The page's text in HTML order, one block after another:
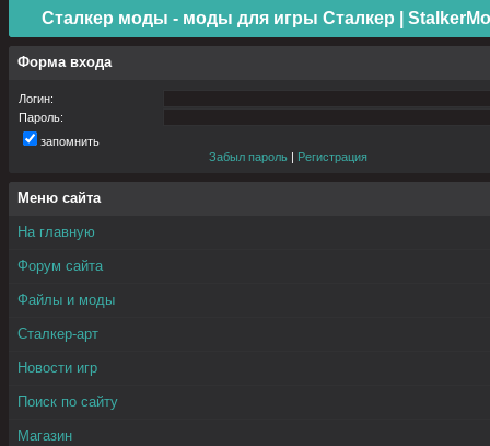
Сталкер моды - моды для игры Сталкер |
Форма входа
Логин:
Пароль:
запомнить
Забыл пароль | Регистрация
Меню сайта
На главную
Форум сайта
Файлы и моды
Сталкер-арт
Новости игр
Поиск по сайту
Магазин